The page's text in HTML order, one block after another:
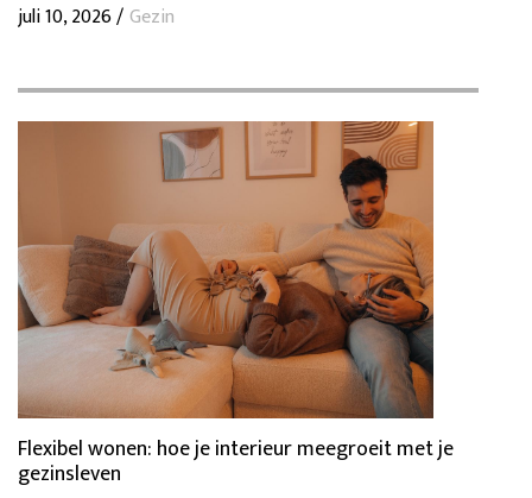
juli 10, 2026 /Gezin
Flexibel wonen: hoe je interieur meegroeit met je
gezinsleven